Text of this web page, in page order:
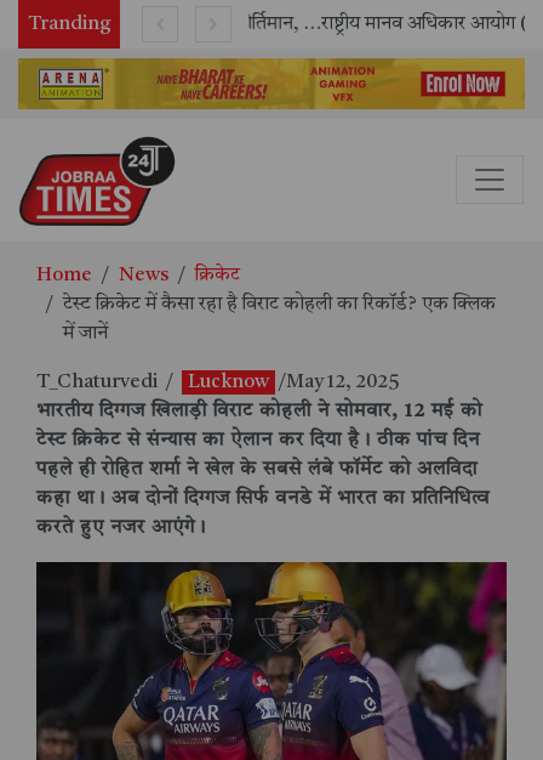
Tranding राष्ट्रीय मानव अधिकार आयोग (NHRC) के ऑनलाइन इंटर्नशिप कार्यक्रम का समापन, 21 राज्यों के छात्रों ने किया सफलतापूर्वक पूर्ण
Home News
क्रिकेट
टेस्ट क्रिकेट में कैसा रहा है विराट कोहली का रिकॉर्ड? एक क्लिक
में जानें
T_Chaturvedi / Lucknow /May 12, 2025
भारतीय दिग्गज खिलाड़ी विराट कोहली ने सोमवार, 12 मई को
टेस्ट क्रिकेट से संन्यास का ऐलान कर दिया है। ठीक पांच दिन
पहले ही रोहित शर्मा ने खेल के सबसे लंबे फॉर्मेट को अलविदा
कहा था। अब दोनों दिग्गज सिर्फ वनडे में भारत का प्रतिनिधित्व
करते हुए नजर आएंगे।